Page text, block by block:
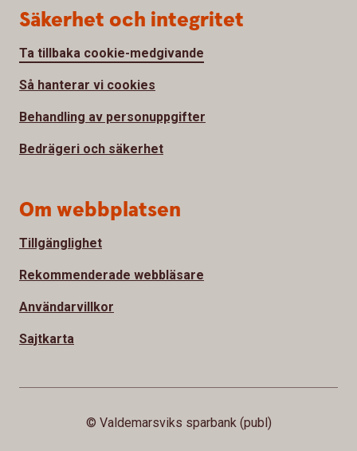
Säkerhet och integritet
Ta tillbaka cookie-medgivande
Så hanterar vi cookies
Behandling av personuppgifter
Bedrägeri och säkerhet
Om webbplatsen
Tillgänglighet
Rekommenderade webbläsare
Användarvillkor
Sajtkarta
© Valdemarsviks sparbank (publ)